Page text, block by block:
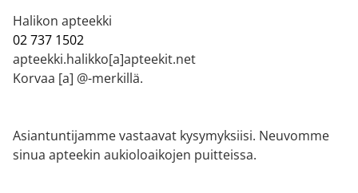
Halikon apteekki
02 737 1502
apteekki.halikko[a]apteekit.net
Korvaa [a] @-merkillä.
Asiantuntijamme vastaavat kysymyksiisi. Neuvomme
sinua apteekin aukioloaikojen puitteissa.